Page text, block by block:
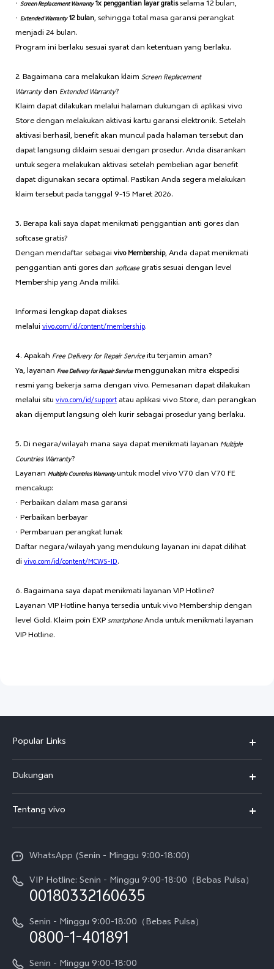
· Screen Replacement Warranty1x penggantian layar gratisselama 12 bulan,
· Extended Warranty12 bulan, sehingga total masa garansi perangkat
menjadi 24 bulan.
Program ini berlaku sesuai syarat dan ketentuan yang berlaku.
2. Bagaimana cara melakukan klaim Screen Replacement
Warrantydan Extended Warranty?
Klaim dapat dilakukan melalui halaman dukungan di aplikasi vivo
Store dengan melakukan aktivasi kartu garansi elektronik. Setelah
aktivasi berhasil, benefit akan muncul pada halaman tersebut dan
dapat langsung diklaim sesuai dengan prosedur. Anda disarankan
untuk segera melakukan aktivasi setelah pembelian agar benefit
dapat digunakan secara optimal. Pastikan Anda segera melakukan
klaim tersebut pada tanggal 9-15 Maret 2026.
3. Berapa kali saya dapat menikmati penggantian anti gores dan
softcase gratis?
Dengan mendaftar sebagai vivo Membership, Anda dapat menikmati
penggantian anti gores dan softcasegratis sesuai dengan level
Membership yang Anda miliki.
Informasi lengkap dapat diakses
melaluivivo.com/id/content/membership.
4. Apakah Free Delivery for Repair Serviceitu terjamin aman?
Ya, layanan Free Delivery for Repair Servicemenggunakan mitra ekspedisi
resmi yang bekerja sama dengan vivo. Pemesanan dapat dilakukan
melalui situvivo.com/id/supportatau aplikasi vivo Store, dan perangkan
akan dijemput langsung oleh kurir sebagai prosedur yang berlaku.
5. Di negara/wilayah mana saya dapat menikmati layanan Multiple
Countries Warranty?
Layanan Multiple Countries Warrantyuntuk model vivo V70 dan V70 FE
mencakup:
· Perbaikan dalam masa garansi
· Perbaikan berbayar
· Permbaruan perangkat lunak
Daftar negara/wilayah yang mendukung layanan ini dapat dilihat
divivo.com/id/content/MCWS-ID.
6. Bagaimana saya dapat menikmati layanan VIP Hotline?
Layanan VIP Hotline hanya tersedia untuk vivo Membership dengan
level Gold. Klaim poin EXPsmartphoneAnda untuk menikmati layanan
VIP Hotline.
Popular Links
T5
T5 Pro
V70
V70 FE
Y05
X300 Pro
Dukungan
Service Center
Funtouch OS
Pembaruan Sistem
Harga Spare Part
Otentikasi IMEI
Tentang vivo
Sejarah
Berita
Pemberitahuan Hukum
Tentang Kami
WhatsApp (Senin - Minggu 9:00-18:00)
VIP Hotline: Senin - Minggu 9:00-18:00（Bebas Pulsa）
00180332160635
Senin - Minggu 9:00-18:00（Bebas Pulsa）
0800-1-401891
Senin - Minggu 9:00-18:00